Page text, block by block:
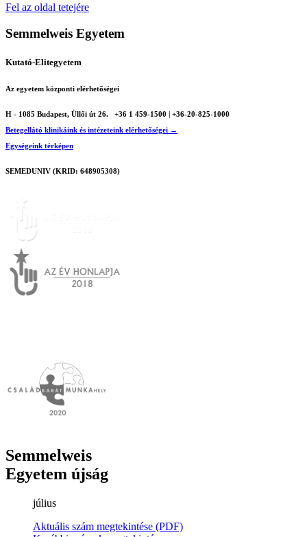
Fel az oldal tetejére
Semmelweis Egyetem
Kutató-Elitegyetem
Az egyetem központi elérhetőségei
H - 1085 Budapest, Üllői út 26.
+36 1 459-1500 | +36-20-825-1000
Betegellátó klinikáink és intézeteink elérhetőségei →
Egységeink térképen
SEMEDUNIV (KRID: 648905308)
Semmelweis
Egyetem újság
július
Aktuális szám megtekintése (PDF)